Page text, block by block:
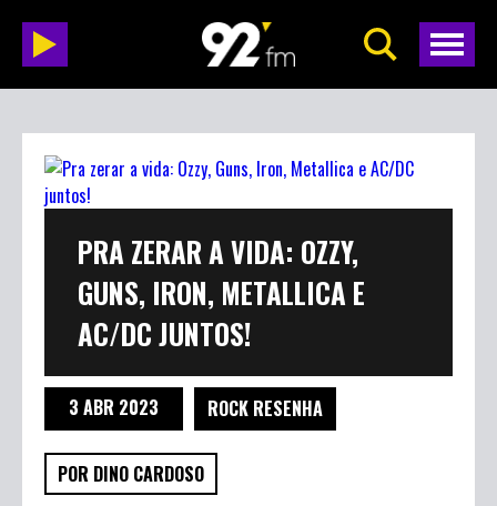
PRA ZERAR A VIDA: OZZY,
GUNS, IRON, METALLICA E
AC/DC JUNTOS!
3 ABR 2023 ROCK RESENHA
POR DINO CARDOSO